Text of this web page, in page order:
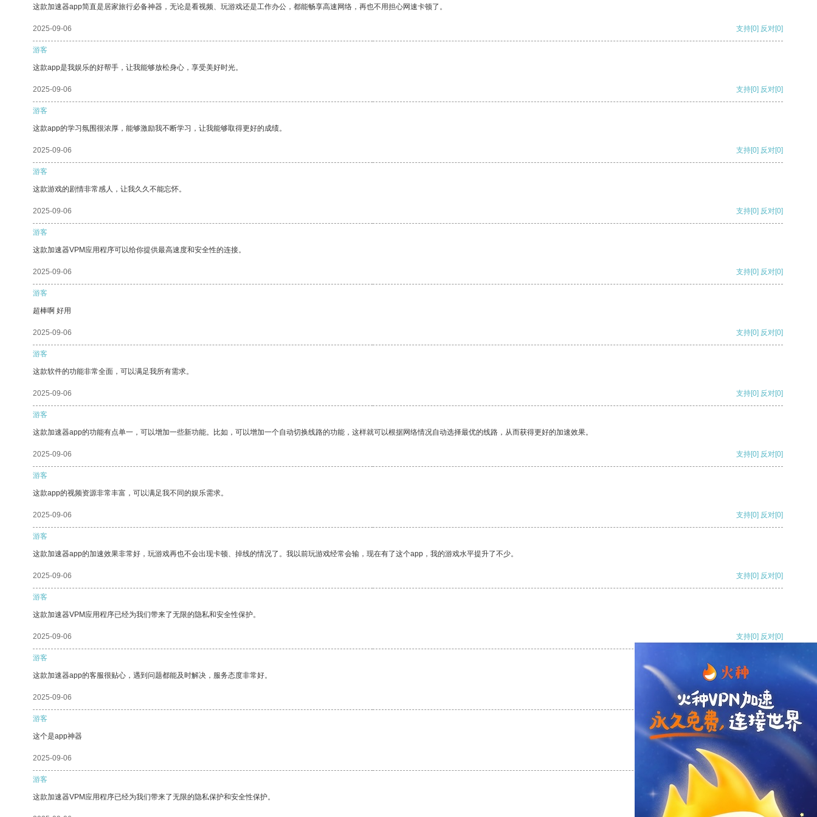
这款加速器app简直是居家旅行必备神器，无论是看视频、玩游戏还是工作办公，都能畅享高速网络，再也不用担心网速卡顿了。
2025-09-06 支持[0] 反对[0]
游客
这款app是我娱乐的好帮手，让我能够放松身心，享受美好时光。
2025-09-06 支持[0] 反对[0]
游客
这款app的学习氛围很浓厚，能够激励我不断学习，让我能够取得更好的成绩。
2025-09-06 支持[0] 反对[0]
游客
这款游戏的剧情非常感人，让我久久不能忘怀。
2025-09-06 支持[0] 反对[0]
游客
这款加速器VPM应用程序可以给你提供最高速度和安全性的连接。
2025-09-06 支持[0] 反对[0]
游客
超棒啊 好用
2025-09-06 支持[0] 反对[0]
游客
这款软件的功能非常全面，可以满足我所有需求。
2025-09-06 支持[0] 反对[0]
游客
这款加速器app的功能有点单一，可以增加一些新功能。比如，可以增加一个自动切换线路的功能，这样就可以根据网络情况自动选择最优的线路，从而获得更好的加速效果。
2025-09-06 支持[0] 反对[0]
游客
这款app的视频资源非常丰富，可以满足我不同的娱乐需求。
2025-09-06 支持[0] 反对[0]
游客
这款加速器app的加速效果非常好，玩游戏再也不会出现卡顿、掉线的情况了。我以前玩游戏经常会输，现在有了这个app，我的游戏水平提升了不少。
2025-09-06 支持[0] 反对[0]
游客
这款加速器VPM应用程序已经为我们带来了无限的隐私和安全性保护。
2025-09-06 支持[0] 反对[0]
游客
这款加速器app的客服很贴心，遇到问题都能及时解决，服务态度非常好。
2025-09-06 支持[0] 反对
游客
这个是app神器
2025-09-06 支持
游客
这款加速器VPM应用程序已经为我们带来了无限的隐私保护和安全性保护。